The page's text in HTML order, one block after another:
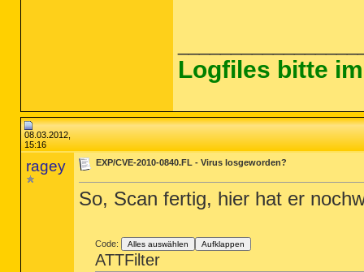
Logfiles bitte
08.03.2012,
15:16
ragey EXP/CVE-2010-0840.FL - Virus losgeworden?
So, Scan fertig, hier hat er
Code: Alles auswählen Aufklappen
ATTFilter